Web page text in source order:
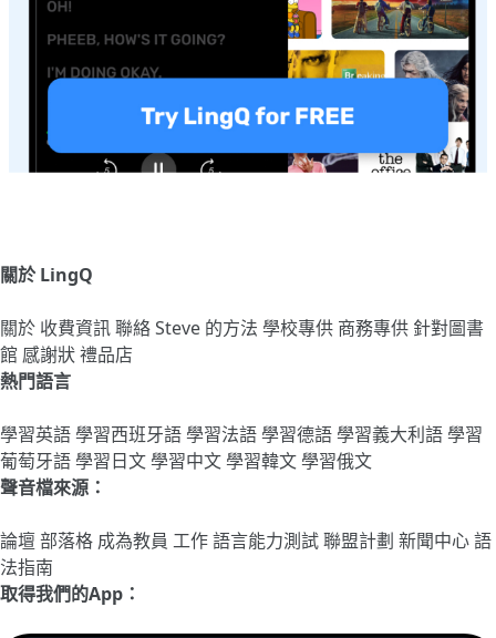
關於 LingQ
關於 收費資訊聯絡Steve 的方法 學校專供 商務專供 針對圖書
館 感謝狀禮品店
熱門語言
學習英語學習西班牙語學習法語學習德語學習義大利語學習
葡萄牙語學習日文學習中文學習韓文學習俄文
聲音檔來源：
論壇部落格 成為教員 工作語言能力測試聯盟計劃 新聞中心語
法指南
取得我們的App：